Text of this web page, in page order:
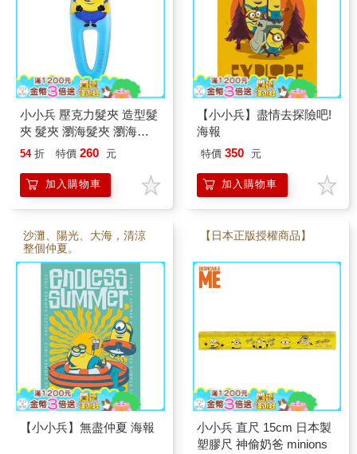
小小兵 壓克力髮夾 造型髮
夾 髮夾 瀏海髮夾 瀏海夾
minions 神偷奶爸
54 折 特價 260 元
加入購物車
【小小兵】盡情去探險吧!
海報
特價 350 元
加入購物車
沙灘、陽光、大海，清涼
整個仲夏。
【小小兵】無盡仲夏 海報
【日本正版授權商品】
小小兵 直尺 15cm 日本製
塑膠尺 神偷奶爸 minions